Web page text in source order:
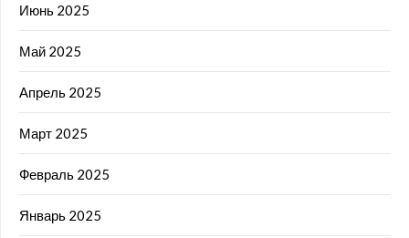
Июнь 2025
Май 2025
Апрель 2025
Март 2025
Февраль 2025
Январь 2025